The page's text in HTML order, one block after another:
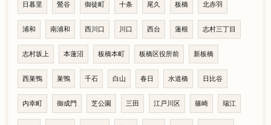
日暮里 鶯谷 御徒町 十条 尾久 板橋 北赤羽
浦和 南浦和 西川口 川口 西台 蓮根 志村三丁目
志村坂上 本蓮沼 板橋本町 板橋区役所前 新板橋
西巣鴨 巣鴨 千石 白山 春日 水道橋 日比谷
内幸町 御成門 芝公園 三田 江戸川区 篠崎 瑞江